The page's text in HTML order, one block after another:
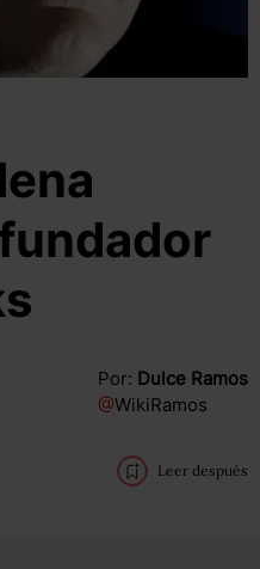
Por: Dulce Ramos
@WikiRamos
Leer después